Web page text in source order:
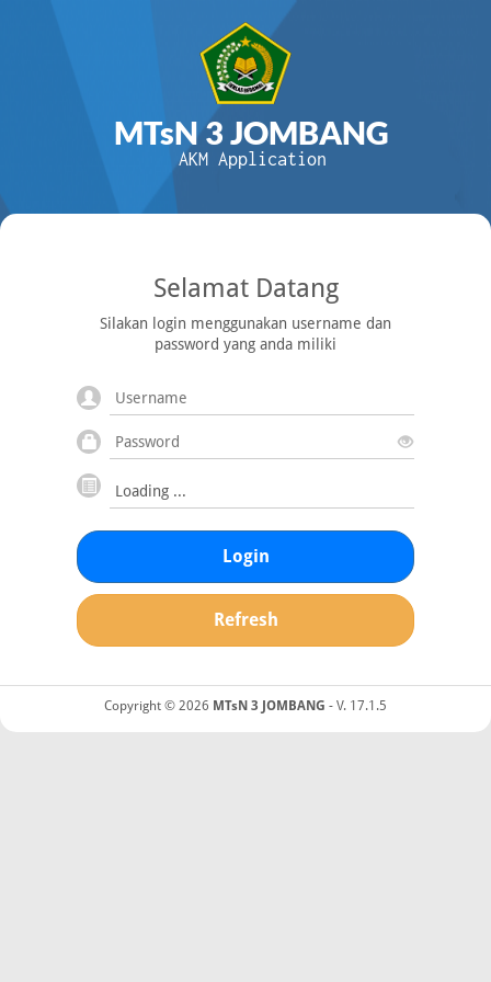
MTsN 3 JOMBANG
AKM Application
Selamat Datang
Silakan login menggunakan username dan
password yang anda miliki
Login
Refresh
Copyright © 2026 MTsN 3 JOMBANG - V. 17.1.5